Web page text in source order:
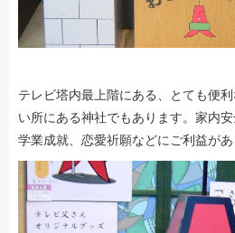
テレビ塔内最上階にある、とても便
い所にある神社でもあります。家内
学業成就、恋愛祈願などにご利益が